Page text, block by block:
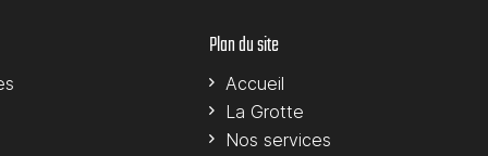
Plan du site
Accueil
La Grotte
Nos services